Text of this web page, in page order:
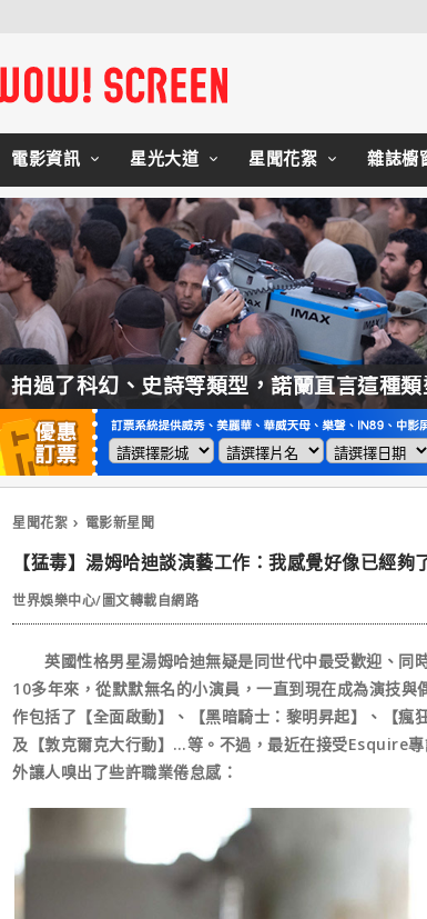
電影資訊 星光大道 星聞花絮 雜誌櫥
拍過了科幻、史詩等類型，諾蘭直言這種類
星聞花絮 電影新星聞
【猛毒】湯姆哈迪談演藝工作：我感覺好像已經夠
世界娛樂中心/圖文轉載自網路
英國性格男星湯姆哈迪無疑是同世代中最受歡迎、同
10多年來，從默默無名的小演員，一直到現在成為演技與
作包括了【全面啟動】、【黑暗騎士：黎明昇起】、【瘋
及【敦克爾克大行動】…等。不過，最近在接受Esquire
外讓人嗅出了些許職業倦怠感：